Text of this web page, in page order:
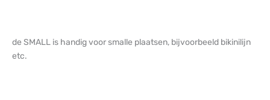
de SMALL is handig voor smalle plaatsen, bijvoorbeeld bikinilijn
etc.